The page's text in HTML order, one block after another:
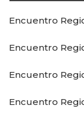
Encuentro
Encuentro
Encuentro
Encuentro